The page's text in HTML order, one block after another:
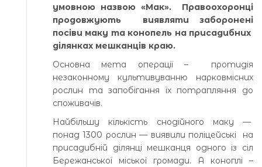
умовною назвою «Мак». Правоохоронці
продовжують виявляти заборонені
посіви маку та конопель на присадибних
ділянках мешканців краю.
Основна мета операції – протидія
незаконному культивуванню нарковмісних
рослин та запобігання їх потрапляння до
споживачів.
Найбільшу кількість снодійного маку —
понад 1300 рослин — виявили поліцейські на
присадибній ділянці мешканця одного із сіл
Бережанської міської громади. А коноплі –